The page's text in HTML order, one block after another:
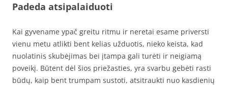
Padeda atsipalaiduoti
Kai gyvename ypač greitu ritmu ir neretai esame priversti
vienu metu atlikti bent kelias užduotis, nieko keista, kad
nuolatinis skubėjimas bei įtampa gali turėti ir neigiamą
poveikį. Būtent dėl šios priežasties, yra svarbu gebėti rasti
būdų, kaip bent trumpam sustoti, atsitraukti nuo kasdienių